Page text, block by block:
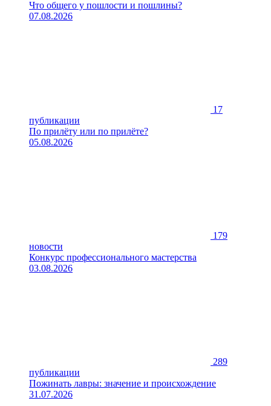
Что общего у пошлости и пошлины?
07.08.2026
17
публикации
По прилёту или по прилёте?
05.08.2026
179
новости
Конкурс профессионального мастерства
03.08.2026
289
публикации
Пожинать лавры: значение и происхождение
31.07.2026